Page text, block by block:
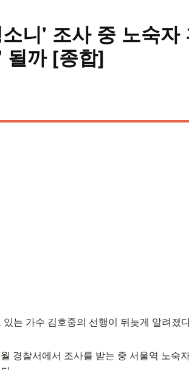
니' 조사 중 노숙자
될까 [종합]
는 가수 김호중의 선행이 뒤늦게 알려졌
경찰서에서 조사를 받는 중 서울역 노숙